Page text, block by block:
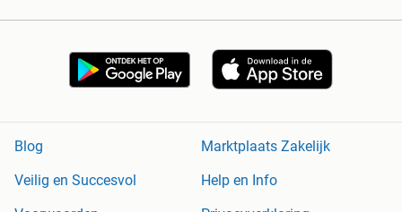
Blog
Marktplaats Zakelijk
Veilig en Succesvol
Help en Info